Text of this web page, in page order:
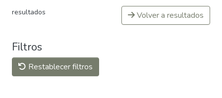
resultados Volver a resultados
Filtros
Restablecer filtros